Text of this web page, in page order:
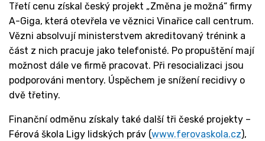
Třetí cenu získal český projekt „Změna je možná“ firmy
A-Giga, která otevřela ve věznici Vinařice call centrum.
Vězni absolvují ministerstvem akreditovaný trénink a
část z nich pracuje jako telefonisté. Po propuštění mají
možnost dále ve firmě pracovat. Při resocializaci jsou
podporováni mentory. Úspěchem je snížení recidivy o
dvě třetiny.
Finanční odměnu získaly také další tři české projekty –
Férová škola Ligy lidských práv (www.ferovaskola.cz),